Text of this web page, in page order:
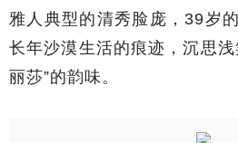
雅人典型的清秀脸庞，39岁
长年沙漠生活的痕迹，沉思
丽莎”的韵味。